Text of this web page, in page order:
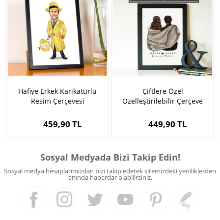
Hafiye Erkek Karikatürlü
Resim Çerçevesi
459,90 TL
Çiftlere Özel
Özelleştirilebilir Çerçeve
449,90 TL
Sosyal Medyada Bizi Takip Edin!
Sosyal medya hesaplarımızdan bizi takip ederek sitemizdeki yeniliklerden
anında haberdar olabilirsiniz.